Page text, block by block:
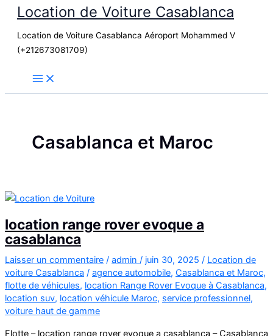
contenu
Location de Voiture Casablanca
Location de Voiture Casablanca Aéroport Mohammed V
(+212673081709)
Casablanca et Maroc
location range rover evoque a
casablanca
Laisser un commentaire / admin / juin 30, 2025 / Location de
voiture Casablanca / agence automobile, Casablanca et Maroc,
flotte de véhicules, location Range Rover Evoque à Casablanca,
location suv, location véhicule Maroc, service professionnel,
voiture haut de gamme
Flotte – location range rover evoque a casablanca – Casablanca